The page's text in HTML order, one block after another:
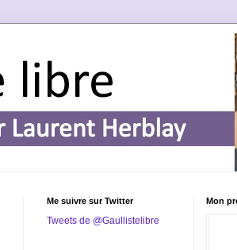
Me suivre sur Twitter
Tweets de @Gaullistelibre
Mon